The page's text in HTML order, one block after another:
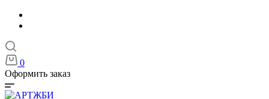
0
Оформить заказ